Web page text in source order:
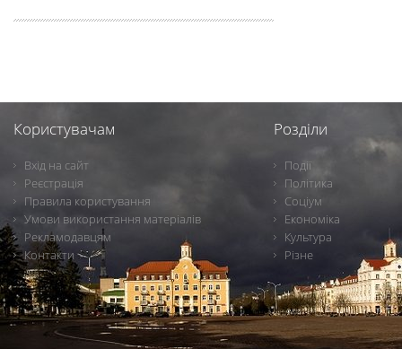
Користувачам
Вхід на сайт
Реєстрація
Правила користування
Умови використання матеріалів
Рекламодавцям
Контакти
Розділи
Події
Політика
Соціум
Економіка
Культура
Різне